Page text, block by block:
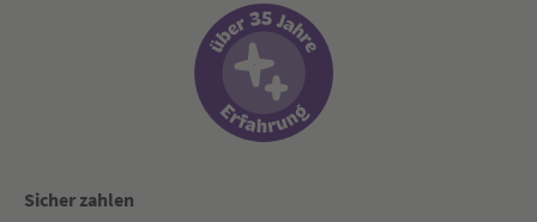
Sicher zahlen